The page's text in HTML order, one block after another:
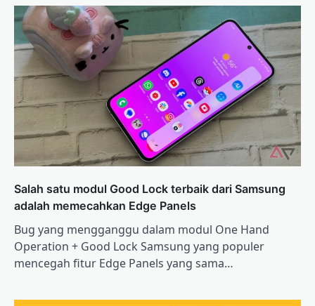
Salah satu modul Good Lock terbaik dari Samsung
adalah memecahkan Edge Panels
Bug yang mengganggu dalam modul One Hand
Operation + Good Lock Samsung yang populer
mencegah fitur Edge Panels yang sama…